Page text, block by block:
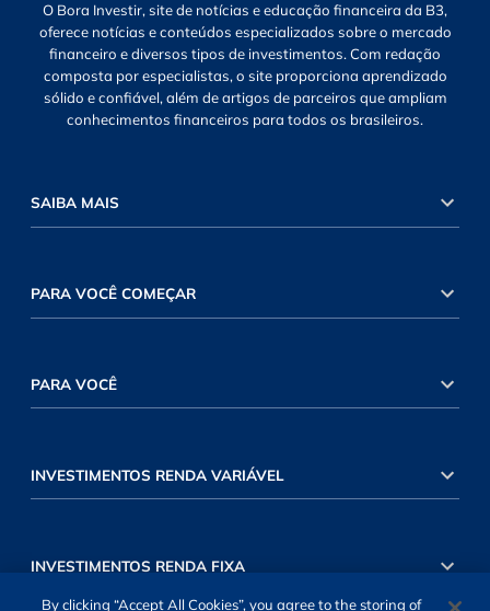
O Bora Investir, site de notícias e educação financeira da B3,
oferece notícias e conteúdos especializados sobre o mercado
financeiro e diversos tipos de investimentos. Com redação
composta por especialistas, o site proporciona aprendizado
sólido e confiável, além de artigos de parceiros que ampliam
conhecimentos financeiros para todos os brasileiros.
SAIBA MAIS
PARA VOCÊ COMEÇAR
PARA VOCÊ
INVESTIMENTOS RENDA VARIÁVEL
INVESTIMENTOS RENDA FIXA
By clicking “Accept All Cookies”, you agree to the storing of